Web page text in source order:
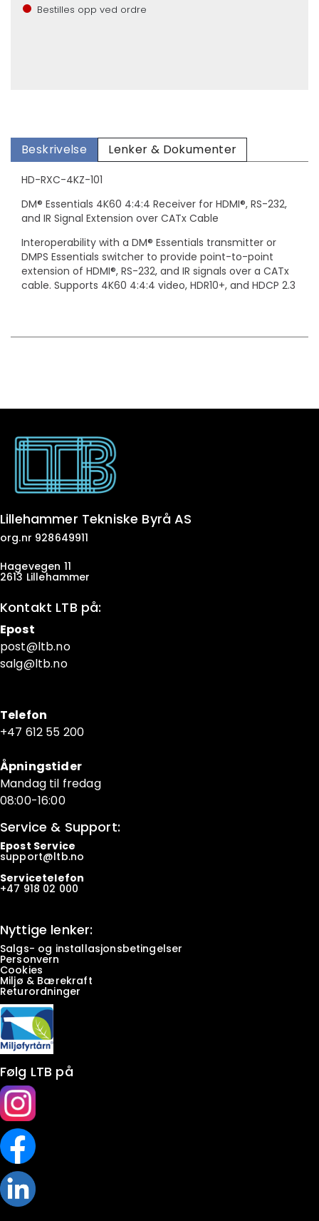
Bestilles opp ved ordre
Beskrivelse Lenker & Dokumenter
HD-RXC-4KZ-101
DM® Essentials 4K60 4:4:4 Receiver for HDMI®, RS-232,
and IR Signal Extension over CATx Cable
Interoperability with a DM® Essentials transmitter or
DMPS Essentials switcher to provide point-to-point
extension of HDMI®, RS-232, and IR signals over a CATx
cable. Supports 4K60 4:4:4 video, HDR10+, and HDCP 2.3
Lillehammer Tekniske Byrå AS
org.nr 928649911
Hagevegen 11
2613 Lillehammer
Kontakt LTB på:
Epost
post@ltb.no
salg@ltb.no
Telefon
+47 612 55 200
Åpningstider
Mandag til fredag
08:00-16:00
Service & Support:
Epost Service
support@ltb.no
Servicetelefon
+47 918 02 000
Nyttige lenker:
Salgs- og installasjonsbetingelser
Personvern
Cookies
Miljø & Bærekraft
Returordninger
Følg LTB på